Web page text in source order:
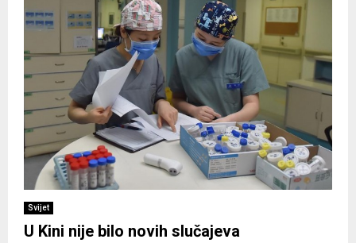
Svijet
U Kini nije bilo novih slučajeva